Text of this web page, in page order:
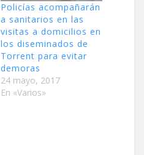
Policías acompañarán
a sanitarios en las
visitas a domicilios en
los diseminados de
Torrent para evitar
demoras
24 mayo, 2017
En «Varios»